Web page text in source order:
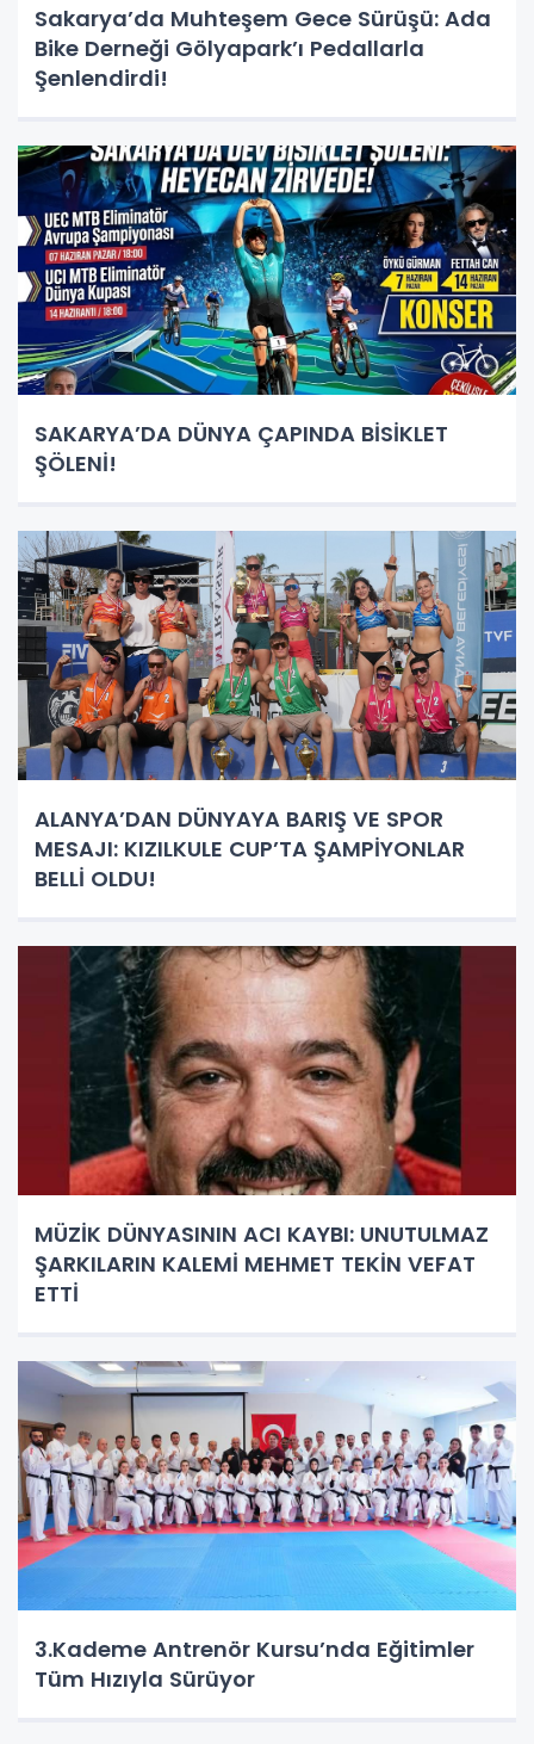
Sakarya’da Muhteşem Gece Sürüşü: Ada
Bike Derneği Gölyapark’ı Pedallarla
Şenlendirdi!
SAKARYA’DA DÜNYA ÇAPINDA BİSİKLET
ŞÖLENİ!
ALANYA’DAN DÜNYAYA BARIŞ VE SPOR
MESAJI: KIZILKULE CUP’TA ŞAMPİYONLAR
BELLİ OLDU!
MÜZİK DÜNYASININ ACI KAYBI: UNUTULMAZ
ŞARKILARIN KALEMİ MEHMET TEKİN VEFAT
ETTİ
3.Kademe Antrenör Kursu’nda Eğitimler
Tüm Hızıyla Sürüyor